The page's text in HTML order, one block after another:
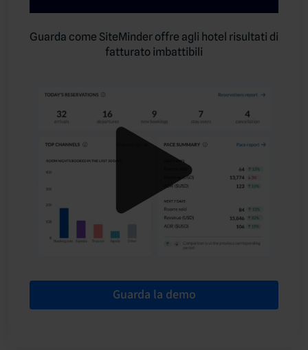
Guarda come SiteMinder offre agli hotel risultati di
fatturato imbattibili
Guarda la demo